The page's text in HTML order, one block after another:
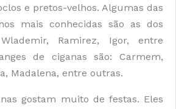
e pretos-velhos. Algumas das
mais conhecidas são as dos
Ramirez, Igor, entre
de ciganas são: Carmem,
Madalena, entre outras.
gostam muito de festas. Eles